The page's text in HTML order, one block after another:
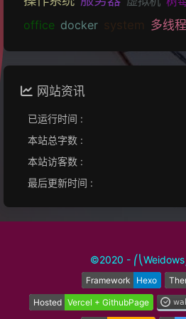
office docker system 多线程
网站资讯
已运行时间 :
本站总字数 :
本站访客数 :
最后更新时间 :
©2020 -
Framework Hexo
Hosted Vercel + GithubPage